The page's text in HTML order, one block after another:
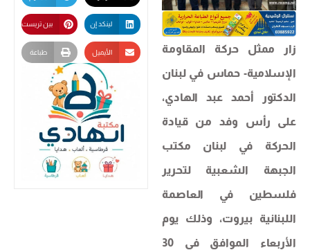
زار ممثل حركة المقاومة
الإسلامية- حماس في لبنان
الدكتور أحمد عبد الهادي،
على رأس وفد من قيادة
الحركة في لبنان مكتب
الجبهة الشعبية لتحرير
فلسطين في العاصمة
اللبنانية بيروت، وذلك يوم
الأربعاء الموافق في 30
لينكد إن بين تريست
الأيميل طباعة